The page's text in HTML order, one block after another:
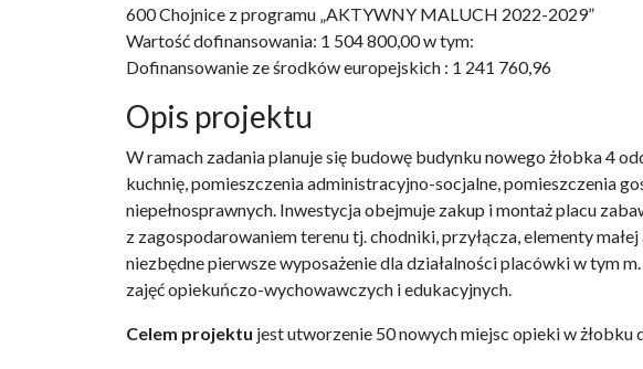
600 Chojnice z programu „AKTYWNY MALUCH 2022-2029”
Wartość dofinansowania: 1 504 800,00 w tym:
Dofinansowanie ze środków europejskich : 1 241 760,96
Opis projektu
W ramach zadania planuje się budowę budynku nowego żłobka 4
kuchnię, pomieszczenia administracyjno-socjalne, pomieszczenia
niepełnosprawnych. Inwestycja obejmuje zakup i montaż placu
z zagospodarowaniem terenu tj. chodniki, przyłącza, elementy
niezbędne pierwsze wyposażenie dla działalności placówki w tym
zajęć opiekuńczo-wychowawczych i edukacyjnych.
Celem projektu jest utworzenie 50 nowych miejsc opieki w